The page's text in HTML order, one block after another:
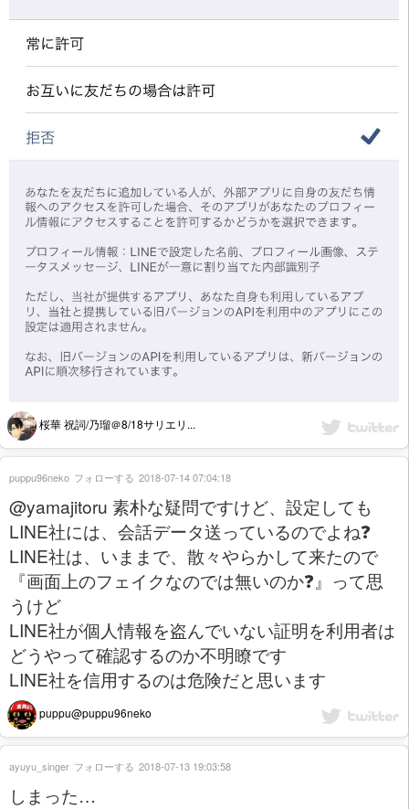
桜華 祝詞/乃瑠＠8/18サリエリ...
@yamajitoru 素朴な疑問ですけど、設定しても
LINE社には、会話データ送っているのでよね❓
LINE社は、いままで、散々やらかして来たので
『画面上のフェイクなのでは無いのか❓』って思
うけど
LINE社が個人情報を盗んでいない証明を利用者は
どうやって確認するのか不明瞭です
LINE社を信用するのは危険だと思います
puppu@puppu96neko
puppu96neko フォローする 2018-07-14 07:04:18
しまった…
ayuyu_singer フォローする 2018-07-13 19:03:58